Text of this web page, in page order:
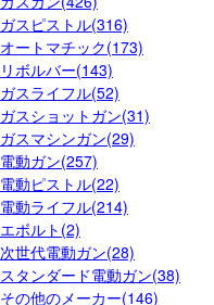
ガスピストル(316)
オートマチック(173)
リボルバー(143)
ガスライフル(52)
ガスショットガン(31)
ガスマシンガン(29)
電動ガン(257)
電動ピストル(22)
電動ライフル(214)
エボルト(2)
次世代電動ガン(28)
スタンダード電動ガン(38)
その他のメーカー(146)